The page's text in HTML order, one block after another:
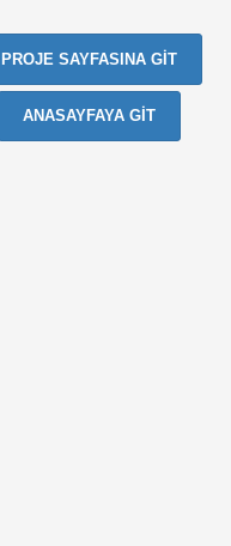
PROJE SAYFASINA GİT
ANASAYFAYA GİT